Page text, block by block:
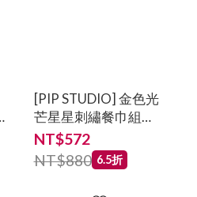
[PIP STUDIO] 金色光
芒星星刺繡餐巾組
40x40cm/2入
NT$572
NT$880 6.5折